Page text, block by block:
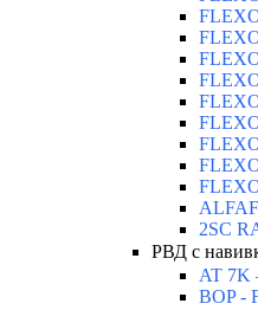
2SC
РВД с
AT 7K
BOP -